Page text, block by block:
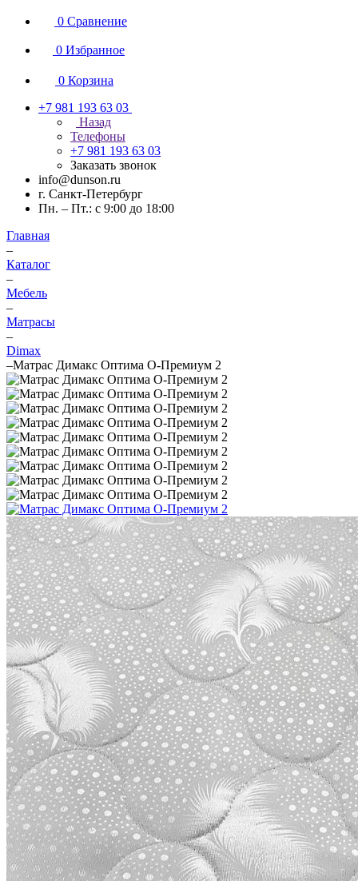
0 Сравнение
0 Избранное
0 Корзина
+7 981 193 63 03
Назад
Телефоны
+7 981 193 63 03
Заказать звонок
info@dunson.ru
г. Санкт-Петербург
Пн. – Пт.: с 9:00 до 18:00
Главная
–
Каталог
–
Мебель
–
Матрасы
–
Dimax
–Матрас Димакс Оптима О-Премиум 2